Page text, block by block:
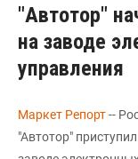
"Автотор"
на заводе
управления
Маркет Репорт--
"Автотор"